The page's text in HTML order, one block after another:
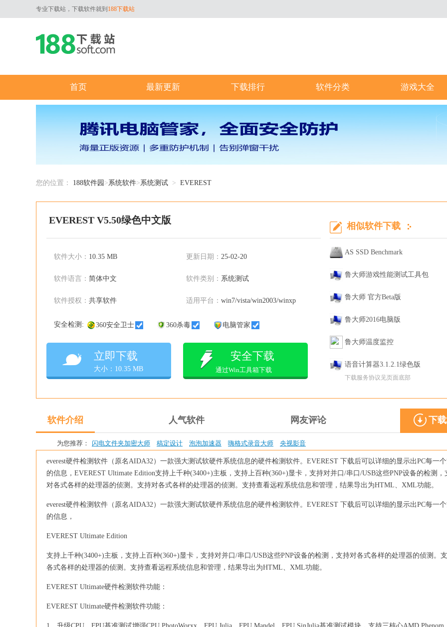
专业下载站，下载软件就到 188下载站
首页 最新更新 下载排行 软件分类 游戏大全
您的位置： 188软件园 >系统软件>系统测试 > EVEREST
EVEREST V5.50绿色中文版
软件大小： 10.35 MB 更新日期： 25-02-20
软件语言： 简体中文 软件类别： 系统测试
软件授权： 共享软件 适用平台： win7/vista/win2003/winxp
安全检测: 360安全卫士 360杀毒 电脑管家
立即下载
大小：10.35 MB
安全下载
通过Win工具箱下载
相似软件下载
AS SSD Benchmark
鲁大师游戏性能测试工具包
鲁大师 官方Beta版
鲁大师2016电脑版
鲁大师温度监控
语音计算器3.1.2.1绿色版
下载服务协议见页面底部
软件介绍 人气软件 网友评论 下
为您推荐： 闪电文件夹加密大师 稿定设计 泡泡加速器 嗨格式录音大师 央视影音
everest硬件检测软件（原名AIDA32）一款强大测试软硬件系统信息的硬件检测软件。EVEREST 下载后可以详细的显示出PC每一
的信息，EVEREST Ultimate Edition支持上千种(3400+)主板，支持上百种(360+)显卡，支持对并口/串口/USB这些PNP设备的检测，
对各式各样的处理器的侦测。支持对各式各样的处理器的侦测。支持查看远程系统信息和管理，结果导出为HTML、XML功能。
everest硬件检测软件（原名AIDA32）一款强大测试软硬件系统信息的硬件检测软件。EVEREST 下载后可以详细的显示出PC每一
的信息，
EVEREST Ultimate Edition
支持上千种(3400+)主板，支持上百种(360+)显卡，支持对并口/串口/USB这些PNP设备的检测，支持对各式各样的处理器的侦测。
各式各样的处理器的侦测。支持查看远程系统信息和管理，结果导出为HTML、XML功能。
EVEREST Ultimate硬件检测软件功能：
EVEREST Ultimate硬件检测软件功能：